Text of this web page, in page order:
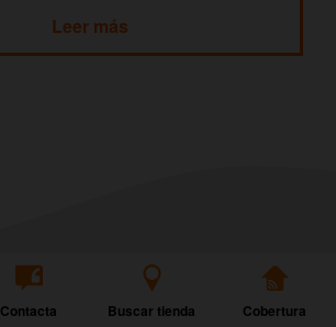
Leer más
Contacta Buscar tienda Cobertura